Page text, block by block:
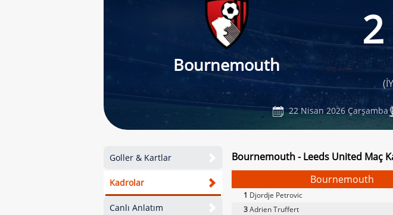
Bournemouth
22 Nisan 2026 Çarşamba
Goller & Kartlar
Kadrolar
Canlı Anlatım
Bournemouth - Leeds United Maç
Bournemouth
1 Djordje Petrovic
3Adrien Truffert